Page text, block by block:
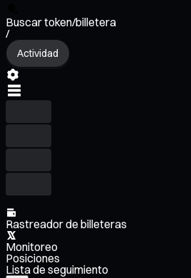
Buscar token/billetera
/
Actividad
Rastreador de billeteras
Monitoreo
Posiciones
Lista de seguimiento